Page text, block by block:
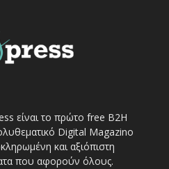
είναι το πρώτο free Β2Η
Digital Magazino
και αξιόπιστη
που αφορούν όλους.